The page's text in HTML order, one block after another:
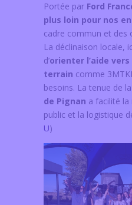
Portée par Ford
plus loin pour nos
cadre commun et des
La déclinaison locale,
d’orienter l’aide
terrain comme
besoins. La tenue de
de Pignan a facilité la
public et la logistique
U)